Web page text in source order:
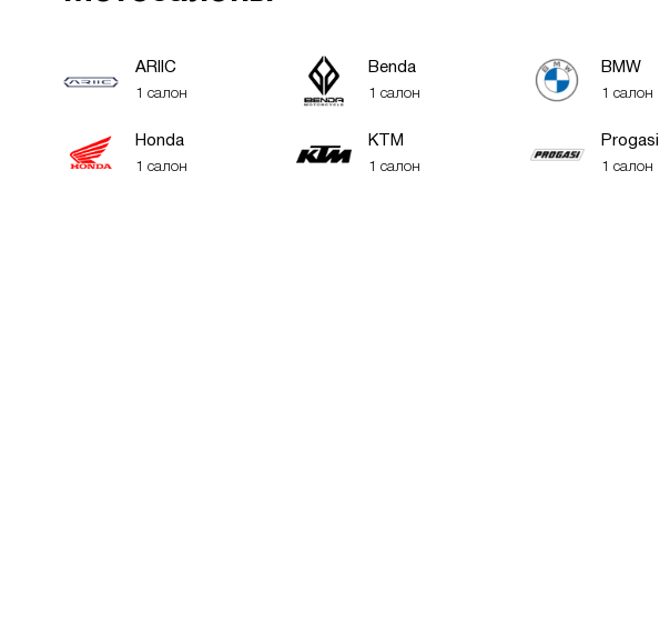
ARIIC
1 салон
Benda
1 салон
BMW
1 салон
Honda
1 салон
KTM
1 салон
Progasi
1 салон